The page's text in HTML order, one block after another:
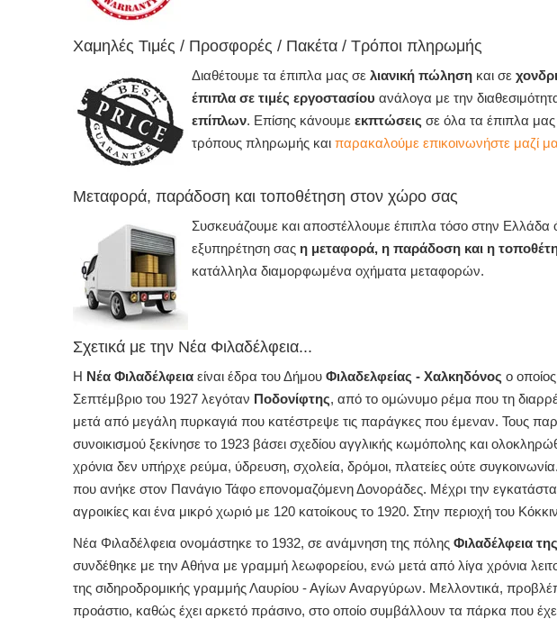
Χαμηλές Τιμές / Προσφορές / Πακέτα / Τρόποι πληρωμής
Διαθέτουμε τα έπιπλα μας σε λιανική πώλησηκαι σε
έπιπλα σε τιμές εργοστασίου ανάλογα με την
επίπλων. Επίσης κάνουμε εκπτώσεις σε όλα τα έπιπλα
τρόπους πληρωμής και παρακαλούμε επικοινωνήστε μαζί
Μεταφορά, παράδοση και τοποθέτηση στον χώρο σας
Συσκευάζουμε και αποστέλλουμε έπιπλα τόσο στην Ελλάδα
εξυπηρέτηση σας η μεταφορά, η παράδοση και η
κατάλληλα διαμορφωμένα οχήματα μεταφορών.
Σχετικά με την Νέα Φιλαδέλφεια...
Η Νέα Φιλαδέλφειαείναι έδρα του Δήμου Φιλαδελφείας - Χαλκηδόνος ο
Σεπτέμβριο του 1927 λεγόταν Ποδονίφτης, από το ομώνυμο ρέμα που τη
μετά από μεγάλη πυρκαγιά που κατέστρεψε τις παράγκες που έμεναν. Τους
συνοικισμού ξεκίνησε το 1923 βάσει σχεδίου αγγλικής κωμόπολης και
χρόνια δεν υπήρχε ρεύμα, ύδρευση, σχολεία, δρόμοι, πλατείες ούτε
που ανήκε στον Πανάγιο Τάφο επονομαζόμενη Δονοράδες. Μέχρι την
αγροικίες και ένα μικρό χωριό με 120 κατοίκους το 1920. Στην περιοχή του
Νέα Φιλαδέλφεια ονομάστηκε το 1932, σε ανάμνηση της πόλης Φιλαδέλφεια
συνδέθηκε με την Αθήνα με γραμμή λεωφορείου, ενώ μετά από λίγα χρόνια
της σιδηροδρομικής γραμμής Λαυρίου - Αγίων Αναργύρων. Μελλοντικά,
προάστιο, καθώς έχει αρκετό πράσινο, στο οποίο συμβάλλουν τα πάρκα που